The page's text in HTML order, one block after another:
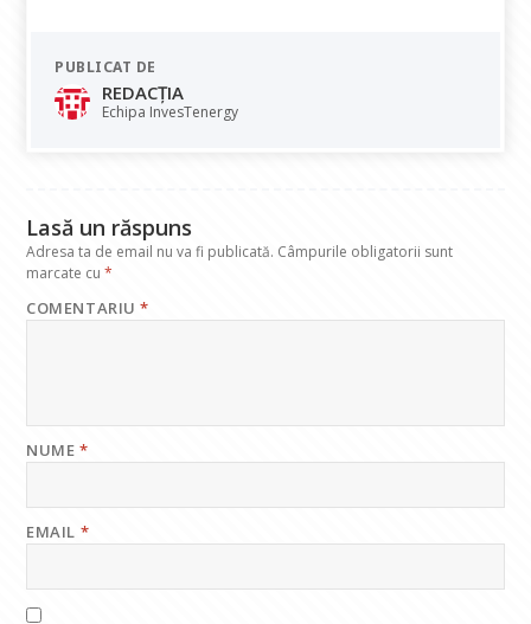
e
b
o
at
s
A dI
PUBLICAT DE
REDACȚIA
Echipa InvesTenergy
Lasă un răspuns
Adresa ta de email nu va fi publicată. Câmpurile obligatorii sunt
marcate cu*
COMENTARIU*
NUME*
EMAIL *